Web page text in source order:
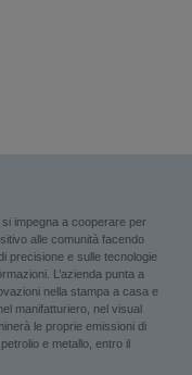
impegna a cooperare per
alle comunità facendo
precisione e sulle tecnologie
L’azienda punta a
nella stampa a casa e
manifatturiero, nel visual
le proprie emissioni di
e metallo, entro il